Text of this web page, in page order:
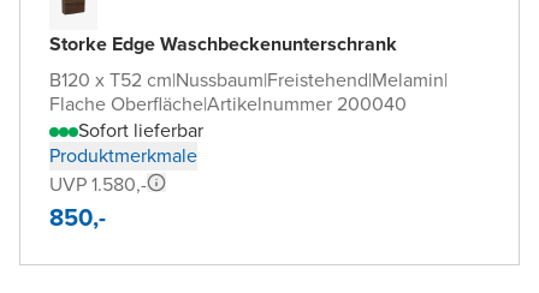
Storke Edge Waschbeckenunterschrank
B120 x T52 cm|Nussbaum|Freistehend|Melamin|
Flache Oberfläche|Artikelnummer 200040
Sofort lieferbar
Produktmerkmale
UVP 1.580,-
850,-